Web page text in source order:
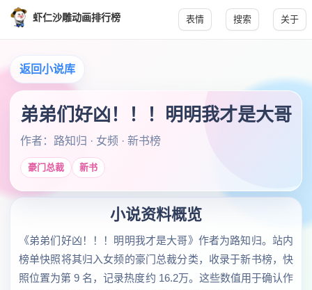
虾仁沙雕动画排行榜 表情 搜索 关于
返回小说库
弟弟们好凶！！！明明我才是大哥
作者：路知归 · 女频 · 新书榜
豪门总裁 新书
小说资料概览
《弟弟们好凶！！！明明我才是大哥》作者为路知归。站内
榜单快照将其归入女频的豪门总裁分类，收录于新书榜，快
照位置为第 9 名，记录热度约 16.2万。这些数值用于确认作